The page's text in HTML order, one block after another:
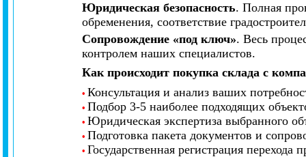
Юридическая безопасность. Полная
обременения, соответствие
Сопровождение «под ключ». Весь
контролем наших специалистов.
Как происходит покупка склада с
• Консультация и анализ ваших
• Подбор 3-5 наиболее подходящих
• Юридическая экспертиза выбранного
• Подготовка пакета документов и
• Государственная регистрация перехода